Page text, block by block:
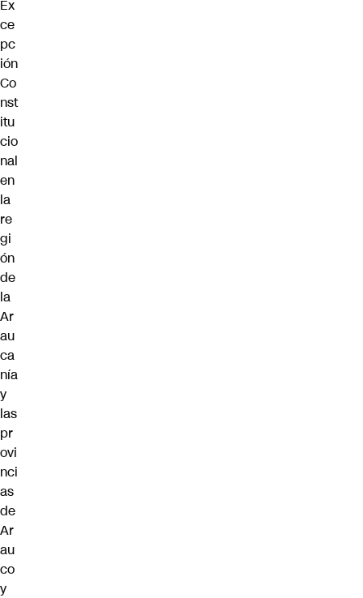
Ex
ce
pc
ión
Co
nst
itu
cio
nal
en
la
re
gi
ón
de
la
Ar
au
ca
nía
y
las
pr
ovi
nci
as
de
Ar
au
co
y